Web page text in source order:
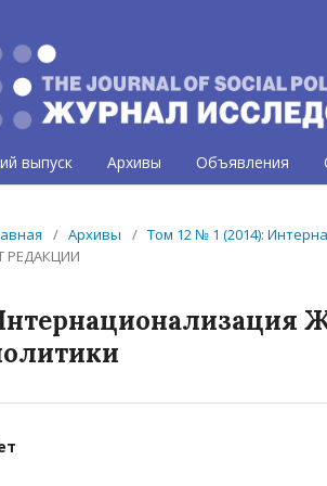
выпуск Архивы Объявления
/ Архивы / Том 12 № 1 (2014):
РЕДАКЦИИ